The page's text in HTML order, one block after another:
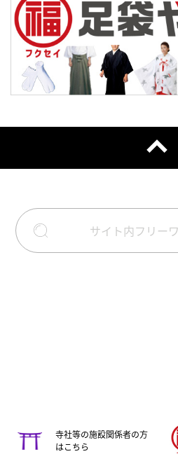
寺社等の施設関係者の方
はこちら